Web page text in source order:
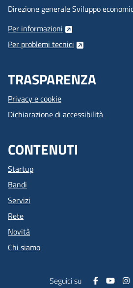
Direzione generale Sviluppo
Per informazioni
Per problemi tecnici
TRASPARENZA
Privacy e cookie
Dichiarazione di accessibilità
CONTENUTI
Startup
Bandi
Servizi
Rete
Novità
Chi siamo
Seguici su